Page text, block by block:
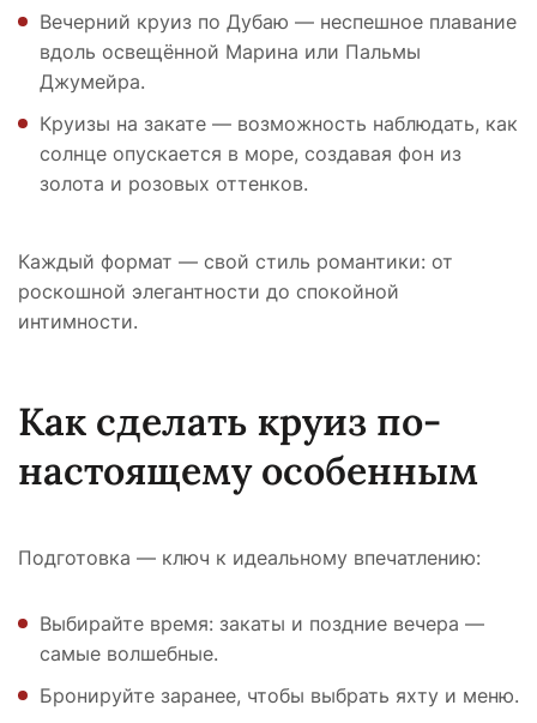
Вечерний круиз по Дубаю — неспешное плавание
вдоль освещённой Марина или Пальмы
Джумейра.
Круизы на закате — возможность наблюдать, как
солнце опускается в море, создавая фон из
золота и розовых оттенков.
Каждый формат — свой стиль романтики: от
роскошной элегантности до спокойной
интимности.
Как сделать круиз по-
настоящему особенным
Подготовка — ключ к идеальному впечатлению:
Выбирайте время: закаты и поздние вечера —
самые волшебные.
Бронируйте заранее, чтобы выбрать яхту и меню.